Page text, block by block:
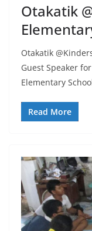
Otakatik
Otakatik
Guest Speaker
Elementary
Read More